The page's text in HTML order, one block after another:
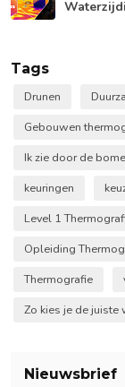
Tags
Drunen
Gebouwen
Ik zie door de
keuringen
Level 1
Opleiding
Thermografie
Zo kies je de juiste
Nieuwsbrief